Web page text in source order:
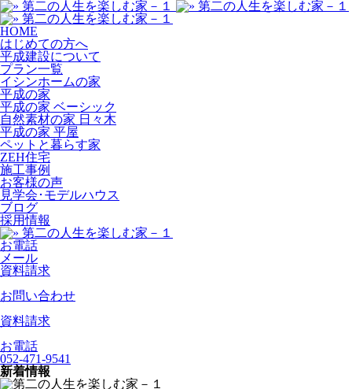
HOME
はじめての方へ
平成建設について
プラン一覧
イシンホームの家
平成の家
平成の家 ベーシック
自然素材の家 日々木
平成の家 平屋
ペットと暮らす家
ZEH住宅
施工事例
お客様の声
見学会･モデルハウス
ブログ
採用情報
お電話
メール
資料請求
お問い合わせ
資料請求
お電話
052-471-9541
新着情報